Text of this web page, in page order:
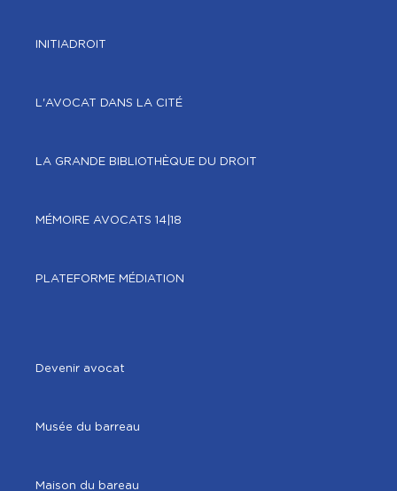
INITIADROIT
L'AVOCAT DANS LA CITÉ
LA GRANDE BIBLIOTHÈQUE DU DROIT
MÉMOIRE AVOCATS 14|18
PLATEFORME MÉDIATION
Devenir avocat
Musée du barreau
Maison du bareau